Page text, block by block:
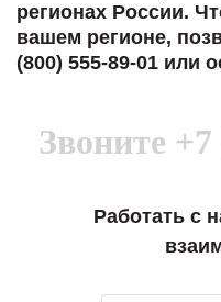
регионах России.
вашем регионе,
(800) 555-89-01 или
Звоните
Работать с